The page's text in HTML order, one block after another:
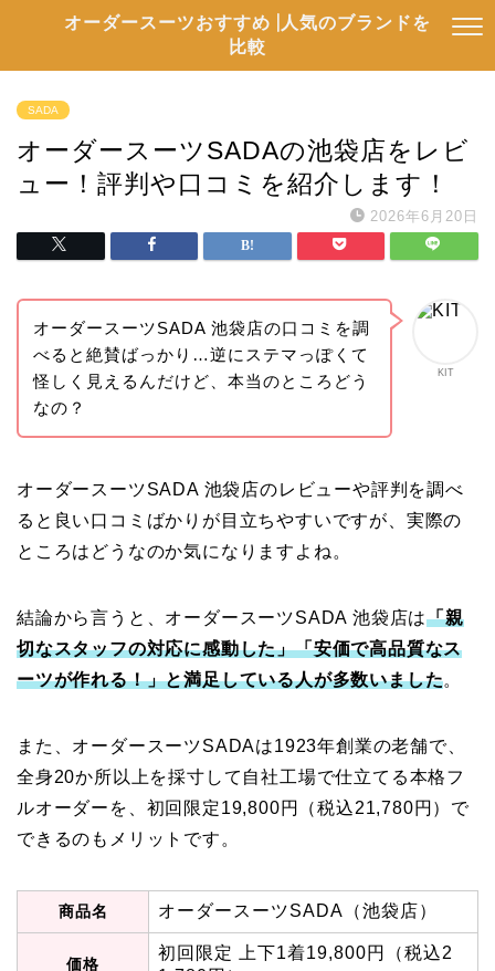
オーダースーツおすすめ |人気のブランドを
比較
SADA
オーダースーツSADAの池袋店をレビ
ュー！評判や口コミを紹介します！
2026年6月20日
KIT
オーダースーツSADA 池袋店の口コミを調
べると絶賛ばっかり…逆にステマっぽくて
怪しく見えるんだけど、本当のところどう
なの？
オーダースーツSADA 池袋店のレビューや評判を調べ
ると良い口コミばかりが目立ちやすいですが、実際の
ところはどうなのか気になりますよね。
結論から言うと、オーダースーツSADA 池袋店は「親
切なスタッフの対応に感動した」「安価で高品質なス
ーツが作れる！」と満足している人が多数いました。
また、オーダースーツSADAは1923年創業の老舗で、
全身20か所以上を採寸して自社工場で仕立てる本格フ
ルオーダーを、初回限定19,800円（税込21,780円）で
できるのもメリットです。
商品名 オーダースーツSADA（池袋店）
価格
初回限定 上下1着19,800円（税込2